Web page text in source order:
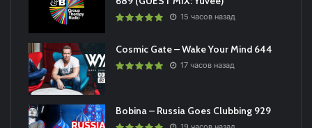
15 часов назад
Cosmic Gate – Wake Your Mind 644
17 часов назад
Bobina – Russia Goes Clubbing 929